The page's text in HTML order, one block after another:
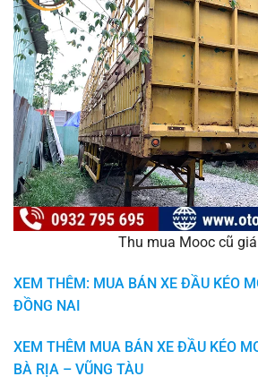
Thu mua Mooc cũ
XEM THÊM: MUA BÁN XE ĐẦU KÉO
ĐỒNG NAI
XEM THÊM MUA BÁN XE ĐẦU KÉO
BÀ RỊA – VŨNG TÀU